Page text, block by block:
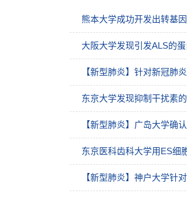
熊本大学成功开发出转基
大阪大学发现引发ALS的
【新型肺炎】针对新冠肺
东京大学发现抑制干扰素
【新型肺炎】广岛大学确
东京医科齿科大学用ES细
【新型肺炎】神户大学针